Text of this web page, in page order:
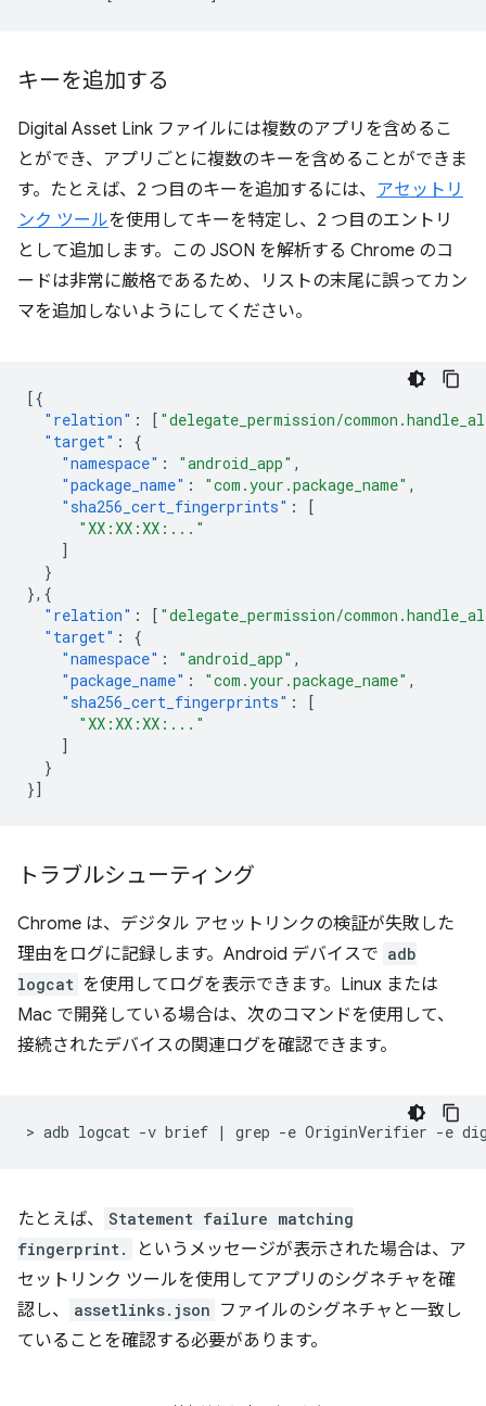
キーを追加する
Digital Asset Link ファイルには複数のアプリを含めるこ
とができ、アプリごとに複数のキーを含めることができま
す。たとえば、2 つ目のキーを追加するには、 アセットリ
ンク ツールを使用してキーを特定し、2 つ目のエントリ
として追加します。この JSON を解析する Chrome のコ
ードは非常に厳格であるため、リストの末尾に誤ってカン
マを追加しないようにしてください。
[{
"relation" : [ "delegate_permission/
"target" :
{
"namespace" : "android_app" ,
"package_name" : "com.your.package_name" ,
"sha256_cert_fingerprints" :
[
"XX:XX:XX:..."
]
}
},{
"relation" : [ "delegate_permission/
"target" :
{
"namespace" : "android_app" ,
"package_name" : "com.your.package_name" ,
"sha256_cert_fingerprints" :
[
"XX:XX:XX:..."
]
}
}]
トラブルシューティング
Chrome は、デジタル アセットリンクの検証が失敗した
理由をログに記録します。Android デバイスで adb
logcat を使用してログを表示できます。Linux または
Mac で開発している場合は、次のコマンドを使用して、
接続されたデバイスの関連ログを確認できます。
> adb logcat -v brief | grep -e OriginVerifier -e
たとえば、
Statement failure matching
fingerprint.
というメッセージが表示された場合は、ア
セットリンク ツールを使用してアプリのシグネチャを確
認し、
assetlinks.json ファイルのシグネチャと一致し
ていることを確認する必要があります。